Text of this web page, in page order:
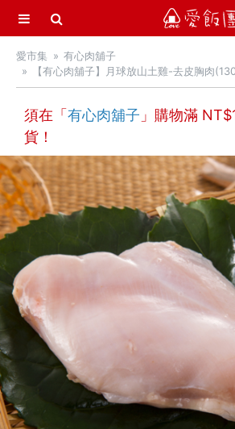
選單
首頁
中秋烤肉 / 生鮮
季節推薦 / 新品登場
活力早餐
料理盛宴
水餃 / 麵食 / 湯圓 / 包子
滷味 / 香腸 / 下酒菜
愛市集
有心肉舖子
【有心肉舖子】月球放山土雞-去皮胸肉
須在「 有心肉舖子 」購物滿 NT$
貨！